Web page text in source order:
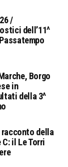
/
dell’11^
Borgo
in
della 3^
racconto della
il Le Torri